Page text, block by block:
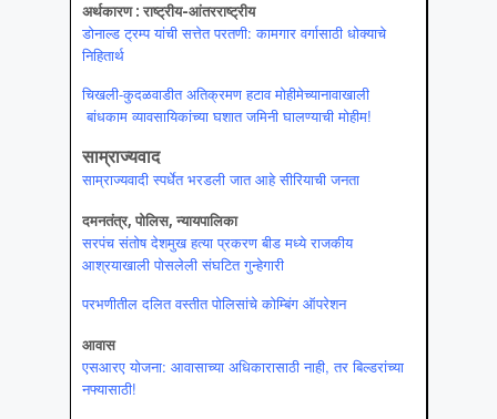
अर्थकारण : राष्ट्रीय-आंतरराष्ट्रीय
डोनाल्ड ट्रम्प यांची सत्तेत परतणी: कामगार वर्गासाठी धोक्याचे
निहितार्थ
चिखली-कुदळवाडीत अतिक्रमण हटाव मोहीमेच्यानावाखाली
बांधकाम व्यावसायिकांच्या घशात जमिनी घालण्याची मोहीम!
साम्राज्यवाद
साम्राज्यवादी स्पर्धेत भरडली जात आहे सीरियाची जनता
दमनतंत्र, पोलिस, न्यायपालिका
सरपंच संतोष देशमुख हत्या प्रकरण बीड मध्ये राजकीय
आश्रयाखाली पोसलेली संघटित गुन्हेगारी
परभणीतील दलित वस्तीत पोलिसांचे कोम्बिंग ऑपरेशन
आवास
एसआरए योजना: आवासाच्या अधिकारासाठी नाही, तर बिल्डरांच्या
नफ्यासाठी!